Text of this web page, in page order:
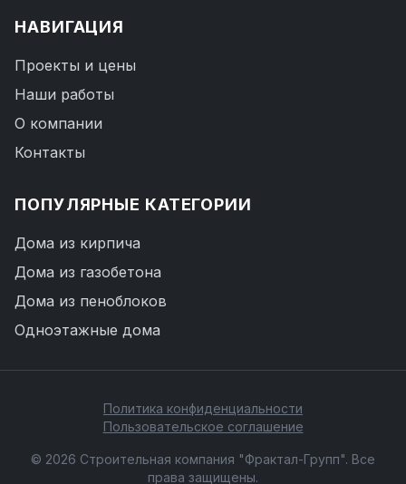
НАВИГАЦИЯ
Проекты и цены
Наши работы
О компании
Контакты
ПОПУЛЯРНЫЕ КАТЕГОРИИ
Дома из кирпича
Дома из газобетона
Дома из пеноблоков
Одноэтажные дома
Политика конфиденциальности
Пользовательское соглашение
© 2026 Строительная компания "Фрактал-Групп". Все
права защищены.